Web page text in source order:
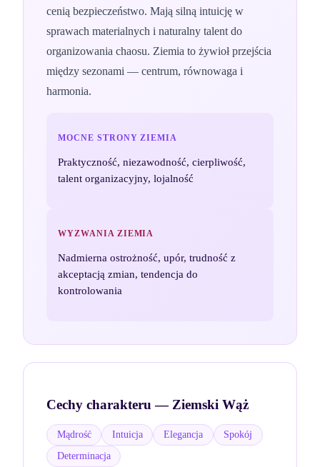
cenią bezpieczeństwo. Mają silną intuicję w
sprawach materialnych i naturalny talent do
organizowania chaosu. Ziemia to żywioł przejścia
między sezonami — centrum, równowaga i
harmonia.
MOCNE STRONYZIEMIA
Praktyczność, niezawodność, cierpliwość,
talent organizacyjny, lojalność
WYZWANIA ZIEMIA
Nadmierna ostrożność, upór, trudność z
akceptacją zmian, tendencja do
kontrolowania
Cechy charakteru — Ziemski Wąż
Mądrość Intuicja Elegancja
Spokój
Determinacja